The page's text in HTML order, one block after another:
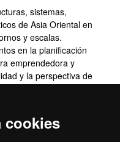
cookies
sistemas,
de Asia Oriental en
y escalas.
en la planificación
emprendedora y
y la perspectiva de
de